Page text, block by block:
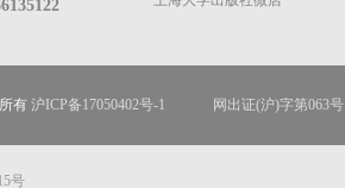
有 沪ICP备17050402号-1 网出证(沪)字第063号
号